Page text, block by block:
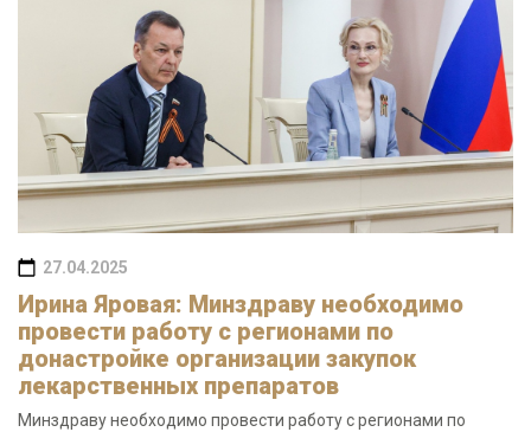
27.04.2025
Ирина Яровая: Минздраву необходимо
провести работу с регионами по
донастройке организации закупок
лекарственных препаратов
Минздраву необходимо провести работу с регионами по